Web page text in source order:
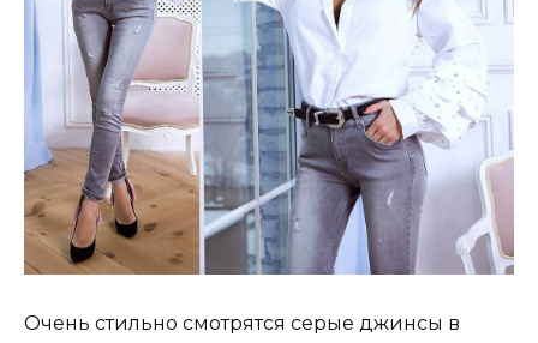
Очень стильно смотрятся серые джинсы в